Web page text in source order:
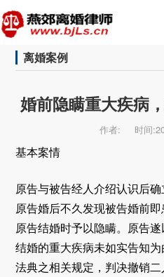
离婚案例
婚前隐瞒重大疾病
作者: 时间
基本案情
原告与被告经人介绍认识后确
原告婚后不久发现被告婚前
原告结婚时予以隐瞒。原告
结婚的重大疾病未如实告知
法典之相关规定，判决撤销二